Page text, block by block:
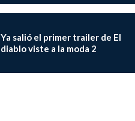
Ya salió el primer trailer de El
diablo viste a la moda 2